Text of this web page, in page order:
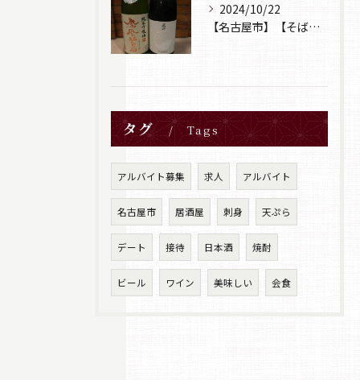
2024/10/22
【名古屋市】【そば居酒屋山葵】【日本酒】
タグ Tags
アルバイト募集 求人 アルバイト
名古屋市 居酒屋 刺身 天ぷら
デート 接待 日本酒 焼酎
ビール ワイン 美味しい 会食